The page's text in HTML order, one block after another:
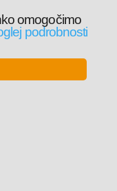
omogočimo
podrobnosti